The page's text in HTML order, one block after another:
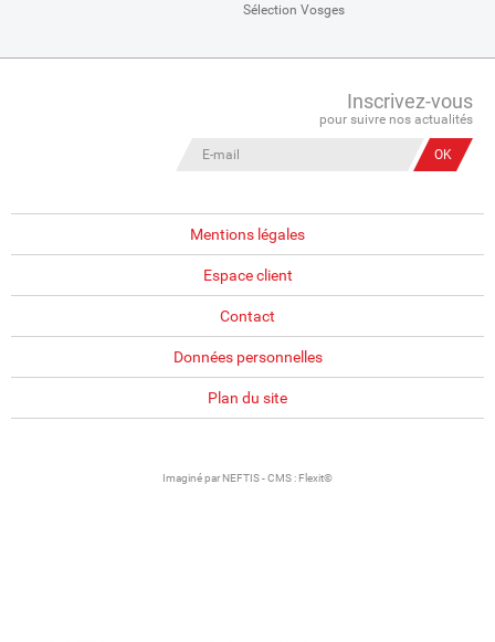
Sélection Vosges
Inscrivez-vous
pour suivre nos actualités
Mentions légales
Espace client
Contact
Données personnelles
Plan du site
Imaginé parNEFTIS- CMS : Flexit©